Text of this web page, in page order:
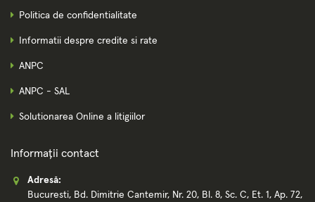
Politica de confidentialitate
Informatii despre credite si rate
ANPC
ANPC - SAL
Solutionarea Online a litigiilor
Informații contact
Adresă:
Bucuresti, Bd. Dimitrie Cantemir, Nr. 20, Bl. 8, Sc. C, Et. 1, Ap. 72,